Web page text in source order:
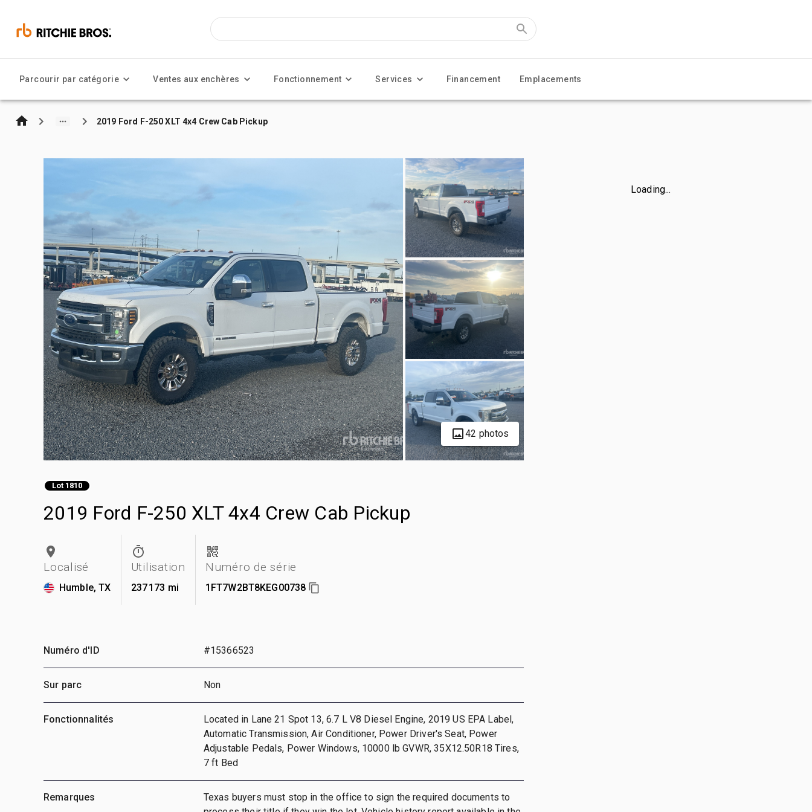
Parcourir par catégorie Ventes aux enchères Fonctionnement Services Financement Emplacements
2019 Ford F-250 XLT 4x4 Crew Cab Pickup
42 photos
Lot 1810
2019 Ford F-250 XLT 4x4 Crew Cab Pickup
Localisé
Humble, TX
Utilisation
237 173 mi
Numéro de série
1FT7W2BT8KEG00738
Loading...
Numéro d'ID #15366523
Sur parc Non
Fonctionnalités
Located in Lane 21 Spot 13, 6.7 L V8 Diesel Engine, 2019 US EPA Label,
Automatic Transmission, Air Conditioner, Power Driver's Seat, Power
Adjustable Pedals, Power Windows, 10000 lb GVWR, 35X12.50R18 Tires,
7 ft Bed
Remarques
Texas buyers must stop in the office to sign the required documents to